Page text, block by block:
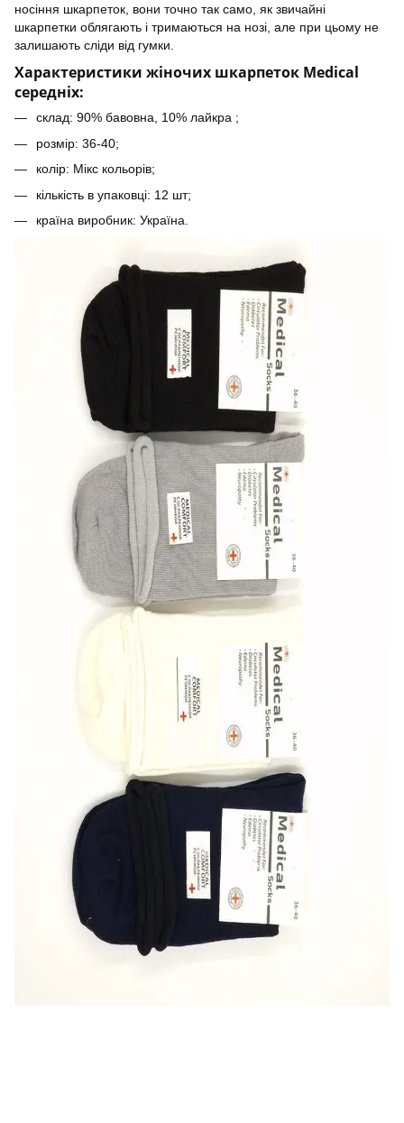
носіння шкарпеток, вони точно так само, як звичайні
шкарпетки облягають і тримаються на нозі, але при цьому не
залишають сліди від гумки.
Характеристики жіночих шкарпеток Medical
середніх:
склад: 90% бавовна, 10% лайкра ;
розмір: 36-40;
колір: Мікс кольорів;
кількість в упаковці: 12 шт;
країна виробник: Україна.